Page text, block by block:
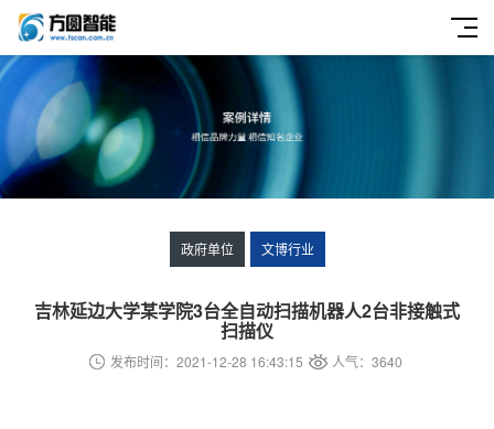
政府单位 文博行业
吉林延边大学某学院3台全自动扫描机器人2台非接触式
扫描仪
发布时间：2021-12-28 16:43:15 人气：3640